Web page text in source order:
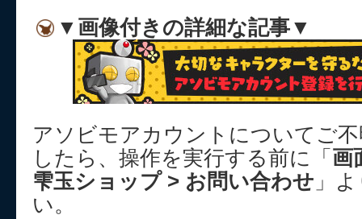
▼画像付きの詳細な記事▼
アソビモアカウントについてご
したら、操作を実行する前に「 画
雫玉ショップ > お問い合わせ 」
い。